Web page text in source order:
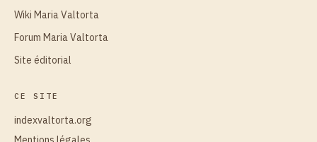
Wiki Maria Valtorta
Forum Maria Valtorta
Site éditorial
CE SITE
indexvaltorta.org